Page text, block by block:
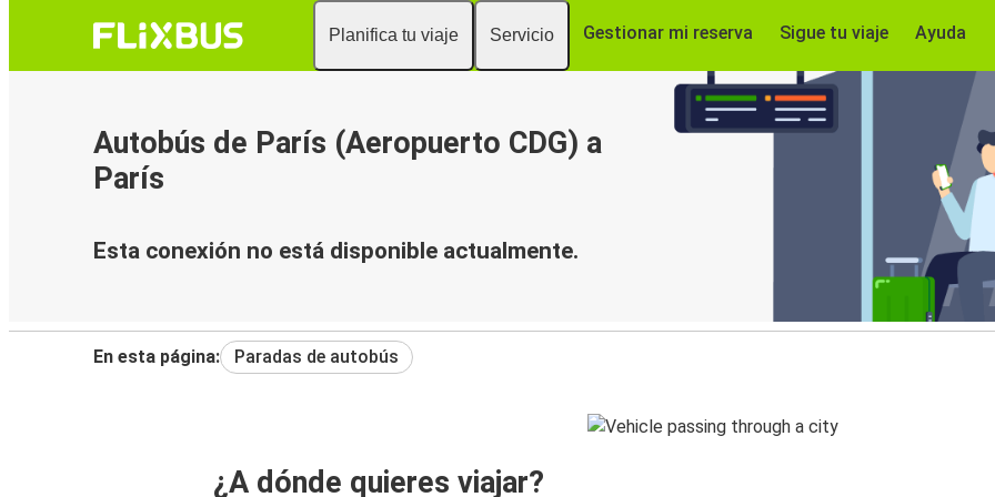
Planifica tu viaje Servicio Gestionar mi reserva Sigue tu viaje Ayuda
Autobús de París (Aeropuerto CDG) a
París
Esta conexión no está disponible actualmente.
En esta página: Paradas de autobús
¿A dónde quieres viajar?